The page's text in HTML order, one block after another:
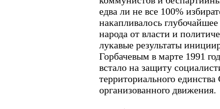
едва ли не все 100%
накапливалось
народа от власти и
лукавые результаты
Горбачевым в марте 1991
встало на защиту
территориального
организованного движения.